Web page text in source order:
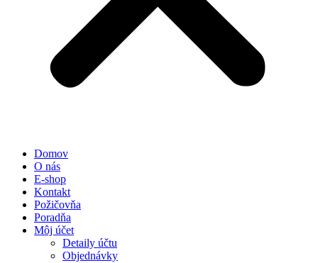
Domov
O nás
E-shop
Kontakt
Požičovňa
Poradňa
Môj účet
Detaily účtu
Objednávky